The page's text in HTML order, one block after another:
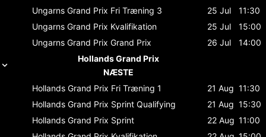
Ungarns Grand Prix Fri Træning 3 25 Jul
11:30
Ungarns Grand Prix Kvalifikation 25 Jul
15:00
Ungarns Grand Prix Grand Prix 26 Jul
14:00
Hollands Grand Prix
NÆSTE
Hollands Grand Prix Fri Træning 1 21 Aug 11:30
Hollands Grand Prix Sprint Qualifying 21 Aug 15:30
Hollands Grand Prix Sprint 22 Aug 11:00